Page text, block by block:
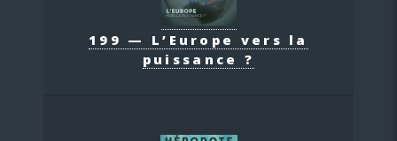
199 — L’Europe vers la
puissance ?